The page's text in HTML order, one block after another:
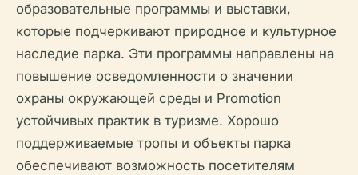
образовательные программы и выставки,
которые подчеркивают природное и культурное
наследие парка. Эти программы направлены на
повышение осведомленности о значении
охраны окружающей среды и Promotion
устойчивых практик в туризме. Хорошо
поддерживаемые тропы и объекты парка
обеспечивают возможность посетителям